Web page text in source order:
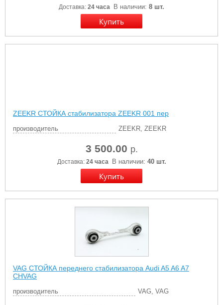
Доставка: 24 часа В наличии: 8 шт.
ZEEKR СТОЙКА стабилизатора ZEEKR 001 пер
производитель ZEEKR, ZEEKR
3 500.00 р.
Доставка: 24 часа В наличии: 40 шт.
VAG СТОЙКА переднего стабилизатора Audi A5 A6 A7
CHVAG
производитель VAG, VAG